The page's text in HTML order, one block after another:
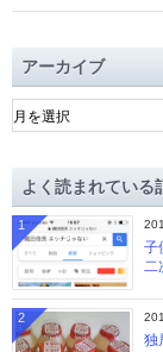
アーカイブ
ア
ー
ブよく読まれている
子
二
1
独
2